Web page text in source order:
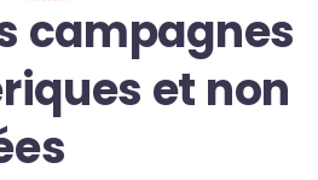
campagnes
et non